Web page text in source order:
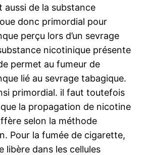
aussi de la substance
donc primordial pour
perçu lors d’un sevrage
nicotinique présente
permet au fumeur de
lié au sevrage tabagique.
primordial. il faut toutefois
la propagation de nicotine
selon la méthode
Pour la fumée de cigarette,
libère dans les cellules